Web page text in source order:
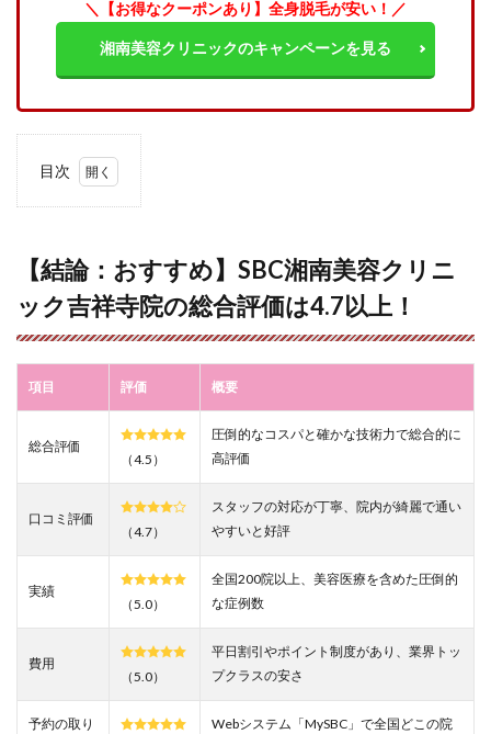
＼【お得なクーポンあり】全身脱毛が安い！／
湘南美容クリニックのキャンペーンを見る
目次
おす
す
め】
SBC
湘南
クリ
ニッ
祥寺
院の
は
以
SBC
美容
【結論：おすすめ】SBC湘南美容クリニ
ック吉祥寺院の総合評価は4.7以上！
項目 評価 概要
総合評価
（4.5）
圧倒的なコスパと確かな技術力で総合的に
高評価
口コミ評価
（4.7）
スタッフの対応が丁寧、院内が綺麗で通い
やすいと好評
実績
（5.0）
全国200院以上、美容医療を含めた圧倒的
な症例数
費用
（5.0）
平日割引やポイント制度があり、業界トッ
プクラスの安さ
予約の取り
Webシステム「MySBC」で全国どこの院